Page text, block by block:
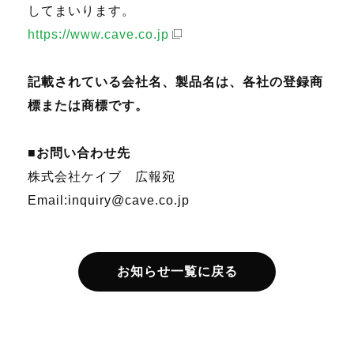
してまいります。
https://www.cave.co.jp
記載されている会社名、製品名は、各社の登録商
標または商標です。
■お問い合わせ先
株式会社ケイブ 広報宛
Email:inquiry@cave.co.jp
お知らせ一覧に戻る